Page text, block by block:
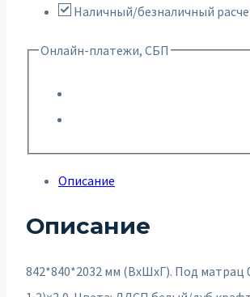
Наличный/безналичный
Онлайн-платежи, СБП
Описание
Описание
842*840*2032 мм (ВхШхГ). Под матрац